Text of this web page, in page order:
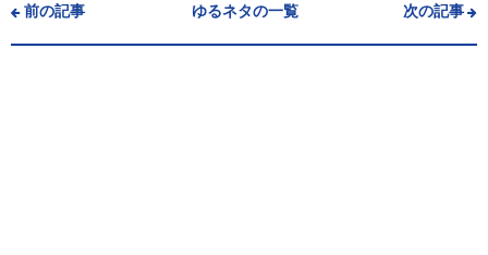
前の記事 ゆるネタの一覧 次の記事